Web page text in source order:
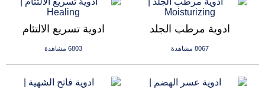
ادوية تسريع الالتئام
6803 مشاهدة
ادوية مرطب الجلد
8067 مشاهدة